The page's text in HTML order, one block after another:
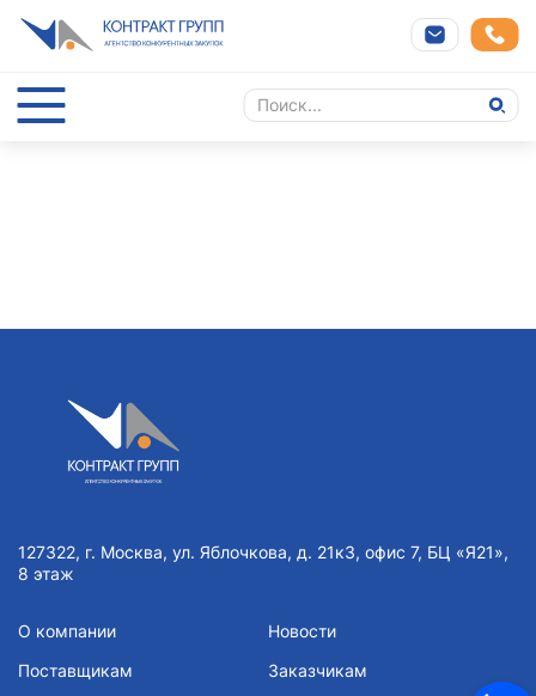
О компании
Новости
Поставщикам
Заказчикам
127322, г. Москва, ул. Яблочкова, д. 21к3, офис 7, БЦ «Я21»,
8 этаж